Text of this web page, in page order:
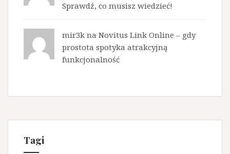
Sprawdź, co musisz wiedzieć!
mir3k na Novitus Link Online – gdy
prostota spotyka atrakcyjną
funkcjonalność
Tagi